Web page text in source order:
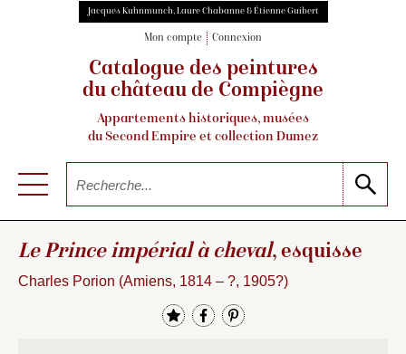
Jacques Kuhnmunch, Laure Chabanne & Étienne Guibert
Mon compte Connexion
Catalogue des peintures
du château de Compiègne
Appartements historiques, musées
du Second Empire et collection Dumez
Le Prince impérial à cheval, esquisse
Charles Porion (Amiens, 1814 – ?, 1905?)